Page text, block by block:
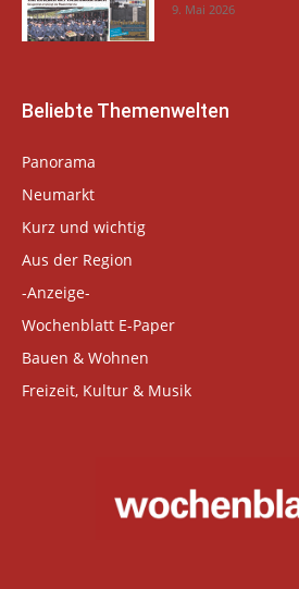
9. Mai 2026
Beliebte Themenwelten
Panorama
Neumarkt
Kurz und wichtig
Aus der Region
-Anzeige-
Wochenblatt E-Paper
Bauen & Wohnen
Freizeit, Kultur & Musik